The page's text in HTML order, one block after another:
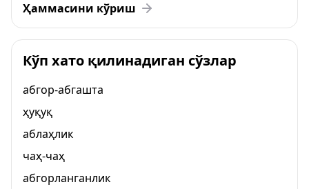
Ҳаммасини кўриш
Кўп хато қилинадиган сўзлар
абгор-абгашта
ҳуқуқ
аблаҳлик
чаҳ-чаҳ
абгорланганлик